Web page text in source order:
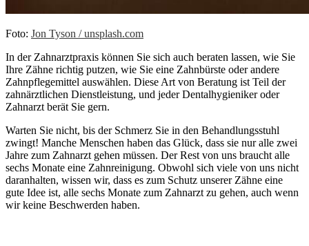
Foto: Jon Tyson / unsplash.com
In der Zahnarztpraxis können Sie sich auch beraten lassen, wie Sie
Ihre Zähne richtig putzen, wie Sie eine Zahnbürste oder andere
Zahnpflegemittel auswählen. Diese Art von Beratung ist Teil der
zahnärztlichen Dienstleistung, und jeder Dentalhygieniker oder
Zahnarzt berät Sie gern.
Warten Sie nicht, bis der Schmerz Sie in den Behandlungsstuhl
zwingt! Manche Menschen haben das Glück, dass sie nur alle zwei
Jahre zum Zahnarzt gehen müssen. Der Rest von uns braucht alle
sechs Monate eine Zahnreinigung. Obwohl sich viele von uns nicht
daranhalten, wissen wir, dass es zum Schutz unserer Zähne eine
gute Idee ist, alle sechs Monate zum Zahnarzt zu gehen, auch wenn
wir keine Beschwerden haben.